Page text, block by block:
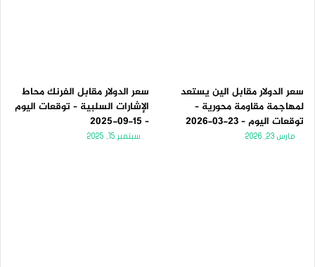
سعر الدولار مقابل الين يستعد
لمهاجمة مقاومة محورية –
توقعات اليوم – 23-03-2026
مارس 23, 2026
سعر الدولار مقابل الفرنك محاط
الإشارات السلبية – توقعات اليوم
– 15-09-2025
سبتمبر 15, 2025